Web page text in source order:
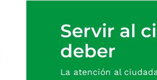
Servir al
deber
La atención al